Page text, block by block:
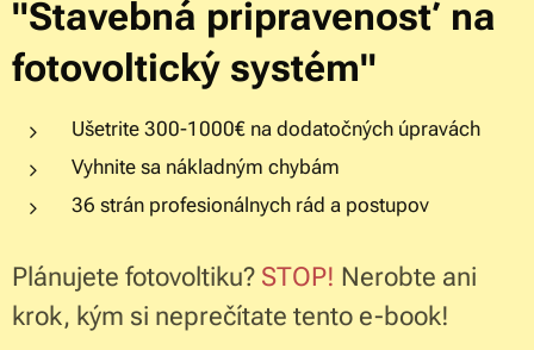
"Stavebná pripravenosť na
fotovoltický systém"
Ušetrite 300-1000€ na dodatočných úpravách
Vyhnite sa nákladným chybám
36 strán profesionálnych rád a postupov
Plánujete fotovoltiku? STOP! Nerobte ani
krok, kým si neprečítate tento e-book!